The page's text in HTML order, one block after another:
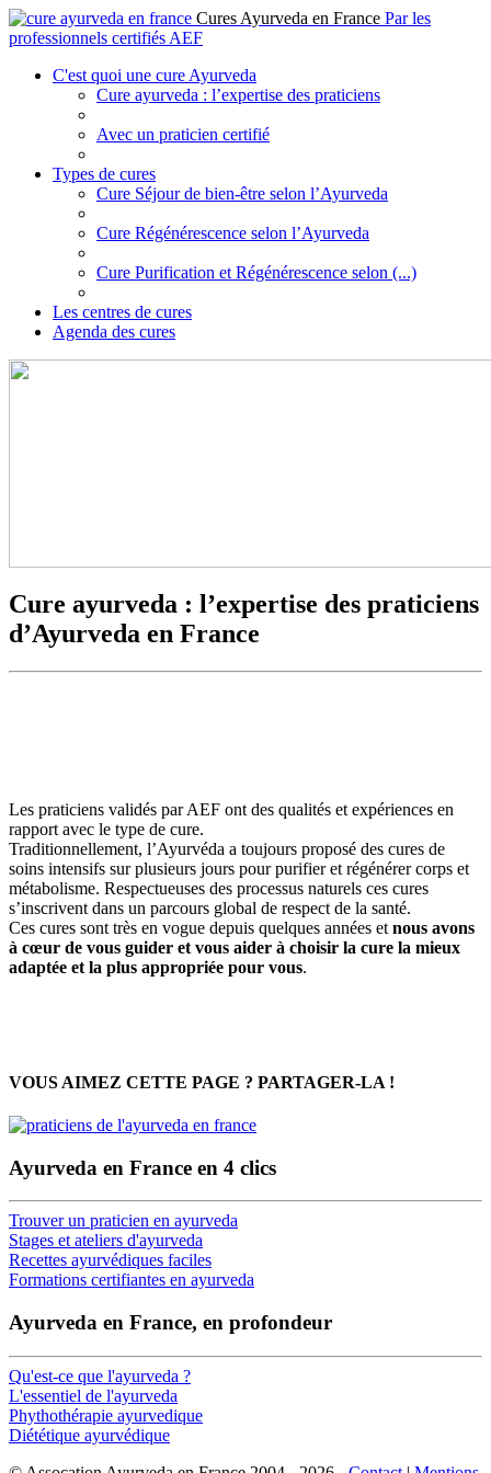
Cures Ayurveda en France Par les
professionnels certifiés AEF
C'est quoi une cure Ayurveda
Cure ayurveda : l’expertise des praticiens
Avec un praticien certifié
Types de cures
Cure Séjour de bien-être selon l’Ayurveda
Cure Régénérescence selon l’Ayurveda
Cure Purification et Régénérescence selon (...)
Les centres de cures
Agenda des cures
Cure ayurveda : l’expertise des praticiens
d’Ayurveda en France
Les praticiens validés par AEF ont des qualités et expériences en
rapport avec le type de cure.
Traditionnellement, l’Ayurvéda a toujours proposé des cures de
soins intensifs sur plusieurs jours pour purifier et régénérer corps et
métabolisme. Respectueuses des processus naturels ces cures
s’inscrivent dans un parcours global de respect de la santé.
Ces cures sont très en vogue depuis quelques années et nous avons
à cœur de vous guider et vous aider à choisir la cure la mieux
adaptée et la plus appropriée pour vous.
VOUS AIMEZ CETTE PAGE ? PARTAGER-LA !
Ayurveda en France en 4 clics
Trouver un praticien en ayurveda
Stages et ateliers d'ayurveda
Recettes ayurvédiques faciles
Formations certifiantes en ayurveda
Ayurveda en France, en profondeur
Qu'est-ce que l'ayurveda ?
L'essentiel de l'ayurveda
Phythothérapie ayurvedique
Diététique ayurvédique